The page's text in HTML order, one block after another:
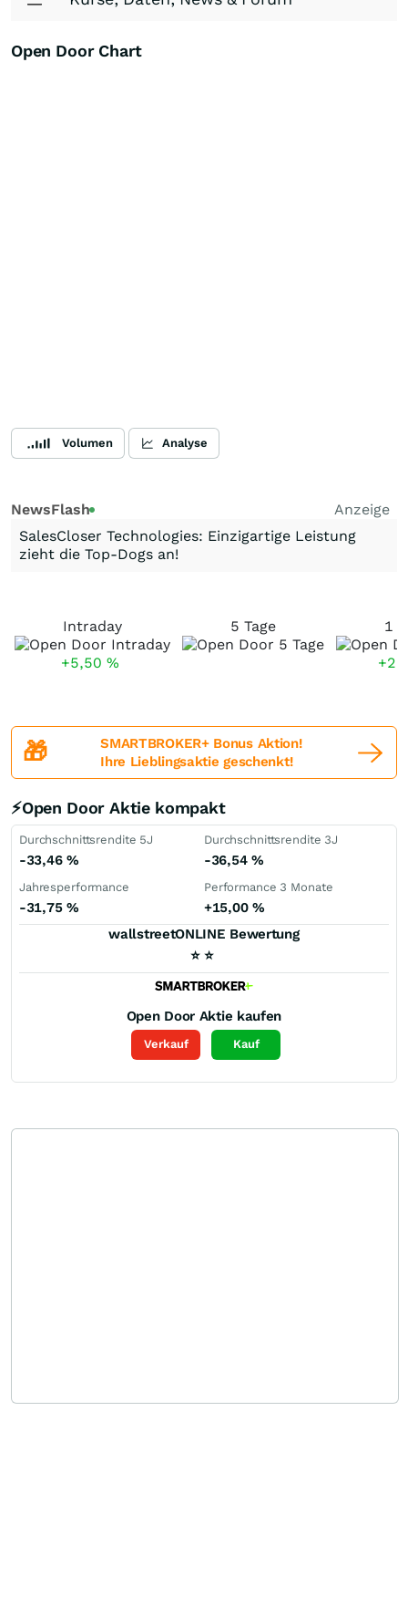
Open Door Chart
Volumen Analyse
NewsFlash
Anzeige
SalesCloser Technologies: Einzigartige Leistung
zieht die Top-Dogs an!
Intraday
+5,50 %
5 Tage 1
🎁
SMARTBROKER+ Bonus Aktion!
Ihre Lieblingsaktie geschenkt!
⚡Open Door Aktie kompakt
Durchschnittsrendite 5J
-33,46 %
Durchschnittsrendite 3J
-36,54 %
Jahresperformance
-31,75 %
Performance 3 Monate
+15,00 %
wallstreetONLINE Bewertung
⭐ ⭐
Open Door Aktie kaufen
Verkauf Kauf